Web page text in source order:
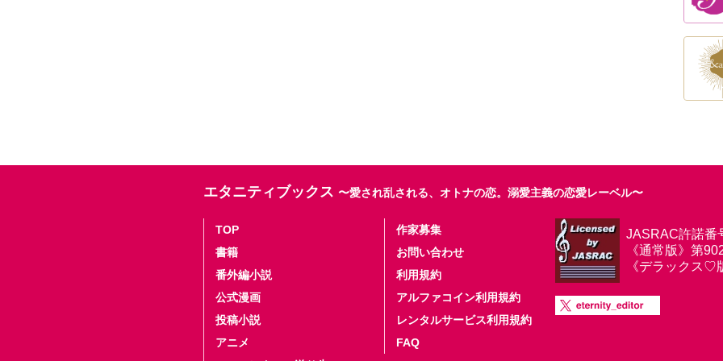
エタニティブックス 〜愛され乱される、オトナの恋。溺愛主義の恋愛レーベル〜
TOP
書籍
番外編小説
公式漫画
投稿小説
アニメ
作家募集
お問い合わせ
利用規約
アルファコイン利用規約
レンタルサービス利用規約
FAQ
JASRAC許諾番
《通常版》第
《デラックス♡